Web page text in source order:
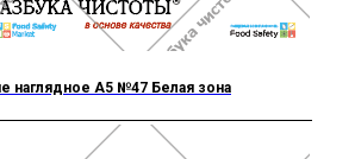
наглядное А5 №47 Белая зона